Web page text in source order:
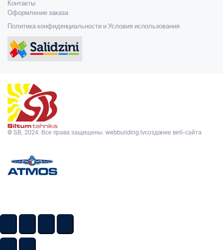
Контакты
Оформление заказа
Политика конфиденциальности и Условия использования
© SB, 2024. Все права защищены.webbuilding.lvсоздание веб-сайта